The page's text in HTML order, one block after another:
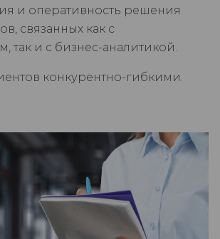
и оперативность решения
связанных как с
так и с бизнес-аналитикой.
конкурентно-гибкими.